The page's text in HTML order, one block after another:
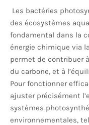
Les bactéries
des écosystèmes
fondamental dans la
énergie chimique via
permet de contribuer
du carbone, et à
Pour fonctionner
ajuster précisément
systèmes
environnementales,